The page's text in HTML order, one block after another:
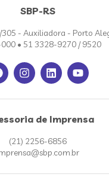
SBP-RS
- Auxiliadora - Porto
• 51 3328-9270 / 9520
de Imprensa
(21) 2256-6856